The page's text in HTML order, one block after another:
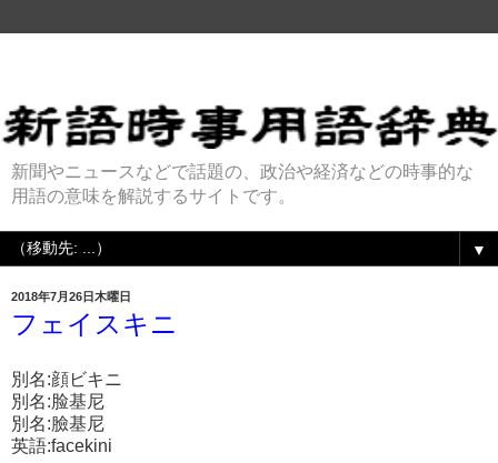
新聞やニュースなどで話題の、政治や経済などの時事的な
用語の意味を解説するサイトです。
▼
2018年7月26日木曜日
フェイスキニ
別名:顔ビキニ
別名:脸基尼
別名:臉基尼
英語:facekini